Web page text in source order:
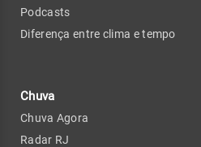
Podcasts
Diferença entre clima e tempo
Chuva
Chuva Agora
Radar RJ